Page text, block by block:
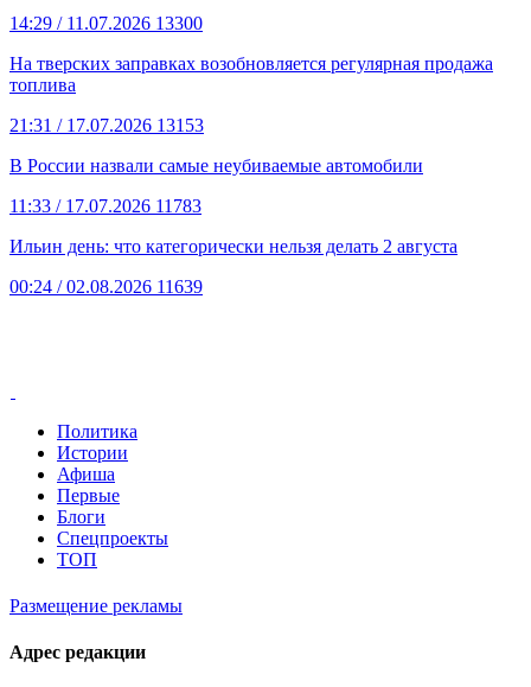
14:29 / 11.07.2026 13300
На тверских заправках возобновляется регулярная продажа
топлива
21:31 / 17.07.2026 13153
В России назвали самые неубиваемые автомобили
11:33 / 17.07.2026 11783
Ильин день: что категорически нельзя делать 2 августа
00:24 / 02.08.2026 11639
Политика
Истории
Афиша
Первые
Блоги
Спецпроекты
ТОП
Размещение рекламы
Адрес редакции